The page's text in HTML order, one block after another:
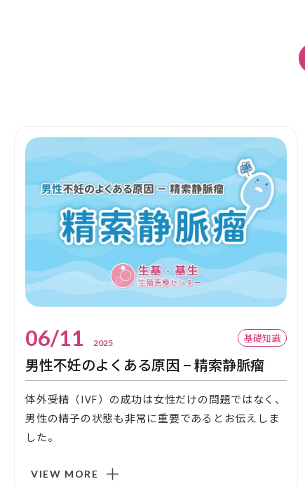
06/11 2025 基礎知識
男性不妊のよくある原因 − 精索静脈瘤
体外受精（IVF）の成功は女性だけの問題ではなく、
男性の精子の状態も非常に重要であるとお伝えしま
した。
VIEW MORE